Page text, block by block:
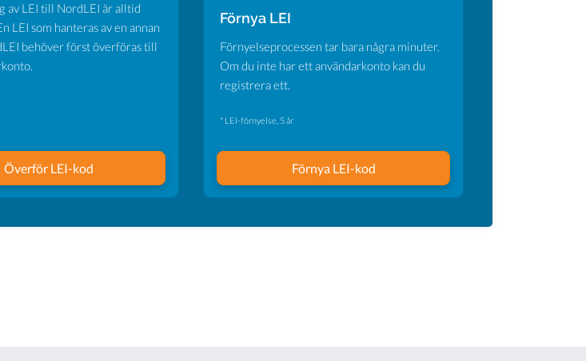
av LEI till NordLEI är alltid
LEI som hanteras av en annan
behöver först överföras till
Överför LEI-kod
Förnya LEI
Förnyelseprocessen tar bara några minuter.
Om du inte har ett användarkonto kan du
registrera ett.
* LEI-förnyelse, 5 år
Förnya LEI-kod